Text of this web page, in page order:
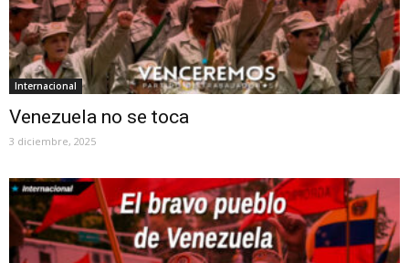
Internacional
Venezuela no se toca
3 diciembre, 2025